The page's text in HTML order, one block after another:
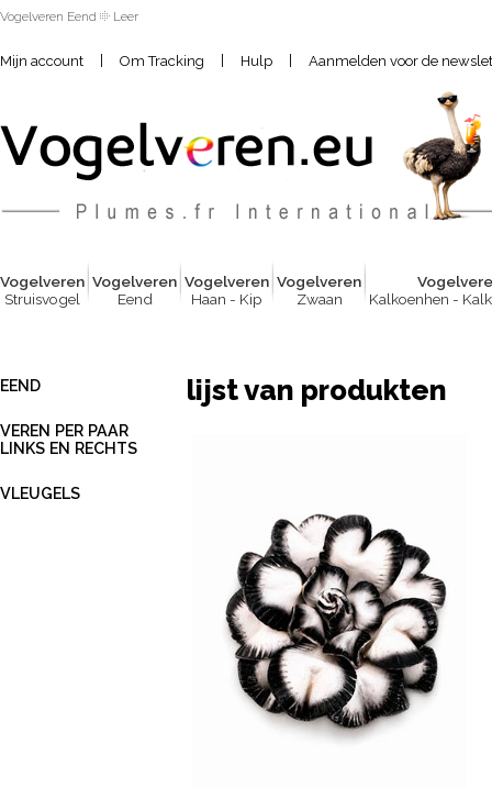
Vogelveren Eend Leer
Mijn account | Om Tracking | Hulp | Aanmelden voor de
Vogelveren
Struisvogel
Vogelveren
Eend
Vogelveren
Haan - Kip
Vogelveren
Zwaan
Vogelvere
Kalkoenhen -
EEND
VEREN PER PAAR
LINKS EN RECHTS
VLEUGELS
lijst van produkten